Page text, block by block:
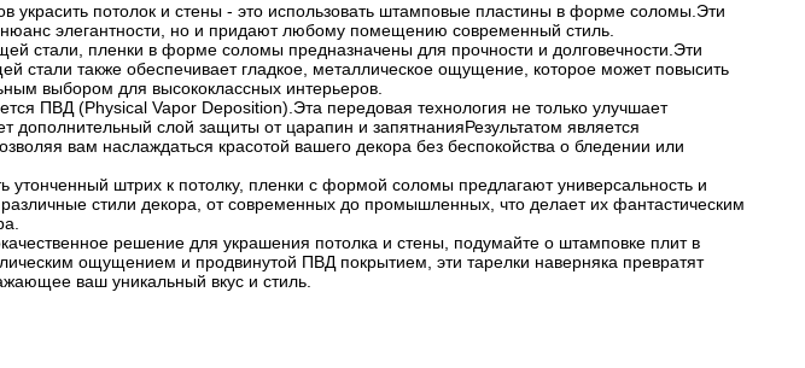
украсить потолок и стены - это использовать штамповые пластины в форме соломы.Эти
элегантности, но и придают любому помещению современный стиль.
стали, пленки в форме соломы предназначены для прочности и долговечности.Эти
стали также обеспечивает гладкое, металлическое ощущение, которое может повысить
выбором для высококлассных интерьеров.
ПВД (Physical Vapor Deposition).Эта передовая технология не только улучшает
дополнительный слой защиты от царапин и запятнанияРезультатом является
вам наслаждаться красотой вашего декора без беспокойства о бледении или
утонченный штрих к потолку, пленки с формой соломы предлагают универсальность и
стили декора, от современных до промышленных, что делает их фантастическим
решение для украшения потолка и стены, подумайте о штамповке плит в
ощущением и продвинутой ПВД покрытием, эти тарелки наверняка превратят
ваш уникальный вкус и стиль.